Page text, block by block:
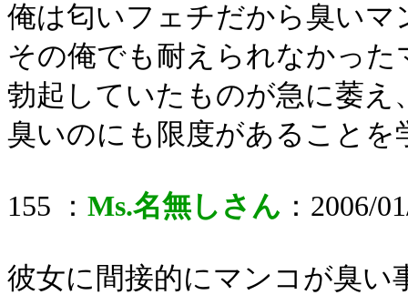
俺は匂いフェチだから臭いマ
その俺でも耐えられなかった
勃起していたものが急に萎え
臭いのにも限度があることを
155 ： Ms.名無しさん ：2006/
彼女に間接的にマンコが臭い